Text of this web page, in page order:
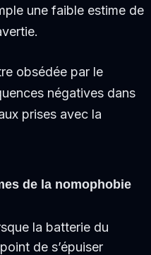
une faible estime de
obsédée par le
négatives dans
prises avec la
de la nomophobie
la batterie du
de s’épuiser